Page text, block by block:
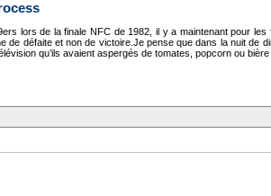
lors de la finale NFC de 1982, il y a maintenant pour
de défaite et non de victoire.Je pense que dans la nuit de
qu’ils avaient aspergés de tomates, popcorn ou